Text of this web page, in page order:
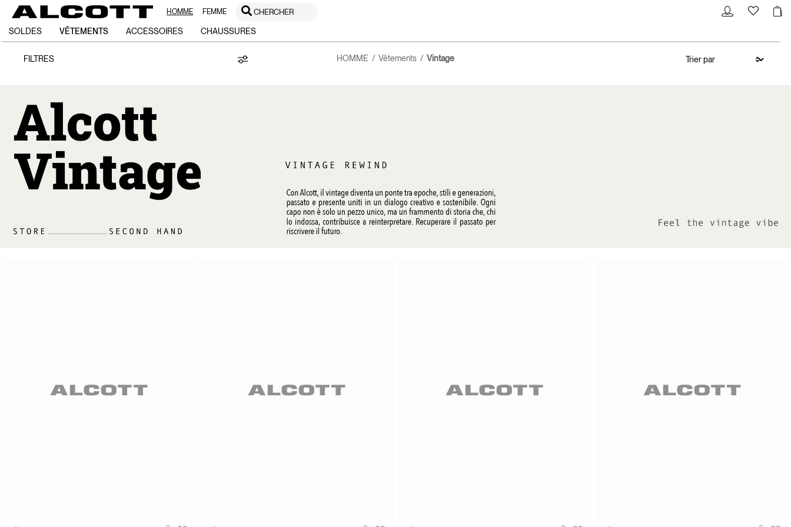
HOMME FEMME CHERCHER
SOLDES VÊTEMENTS ACCESSOIRES CHAUSSURES
Vintage
FILTRES HOMME Vêtements Vintage